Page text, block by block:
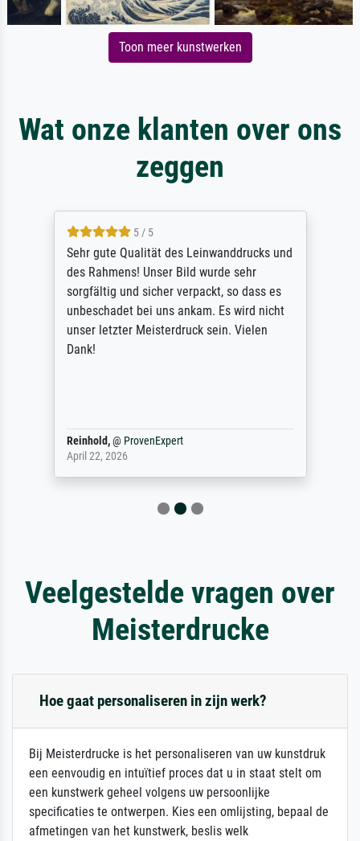
Toon meer kunstwerken
Wat onze klanten over ons
zeggen
5 / 5
Sehr gute Qualität des Leinwanddrucks und
des Rahmens! Unser Bild wurde sehr
sorgfältig und sicher verpackt, so dass es
unbeschadet bei uns ankam. Es wird nicht
unser letzter Meisterdruck sein. Vielen
Dank!
Reinhold,@ ProvenExpert
April 22, 2026
Veelgestelde vragen over
Meisterdrucke
Hoe gaat personaliseren in zijn werk?
Bij Meisterdrucke is het personaliseren van uw kunstdruk
een eenvoudig en intuïtief proces dat u in staat stelt om
een kunstwerk geheel volgens uw persoonlijke
specificaties te ontwerpen. Kies een omlijsting, bepaal de
afmetingen van het kunstwerk, beslis welk